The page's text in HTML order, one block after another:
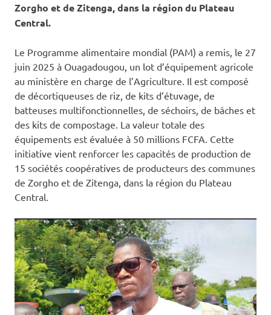
Zorgho et de Zitenga, dans la région du Plateau
Central.
Le Programme alimentaire mondial (PAM) a remis, le 27
juin 2025 à Ouagadougou, un lot d’équipement agricole
au ministère en charge de l’Agriculture. Il est composé
de décortiqueuses de riz, de kits d’étuvage, de
batteuses multifonctionnelles, de séchoirs, de bâches et
des kits de compostage. La valeur totale des
équipements est évaluée à 50 millions FCFA. Cette
initiative vient renforcer les capacités de production de
15 sociétés coopératives de producteurs des communes
de Zorgho et de Zitenga, dans la région du Plateau
Central.